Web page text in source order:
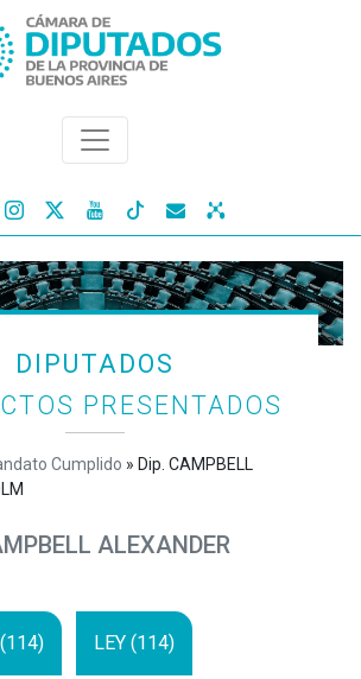
  
DIPUTADOS
PRESENTADOS
Cumplido » Dip. CAMPBELL
ALEXANDER
LEY (114)